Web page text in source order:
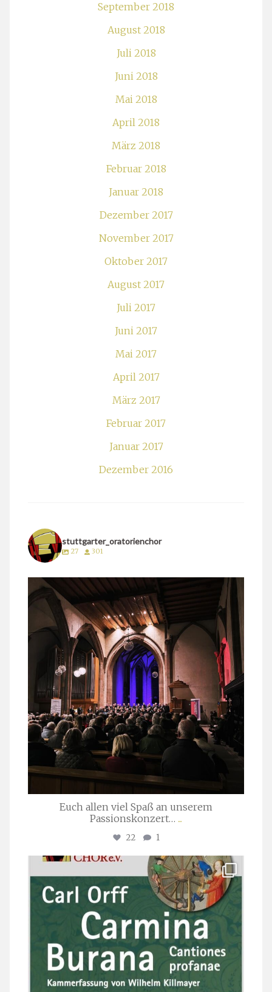
September 2018
August 2018
Juli 2018
Juni 2018
Mai 2018
April 2018
März 2018
Februar 2018
Januar 2018
Dezember 2017
November 2017
Oktober 2017
August 2017
Juli 2017
Juni 2017
Mai 2017
April 2017
März 2017
Februar 2017
Januar 2017
Dezember 2016
stuttgarter_oratorienchor
27 301
stuttgarter_oratorienchor
März 24
Euch allen viel Spaß an unserem
Passionskonzert… ...
22 1
stuttgarter_oratorienchor
Juli 22